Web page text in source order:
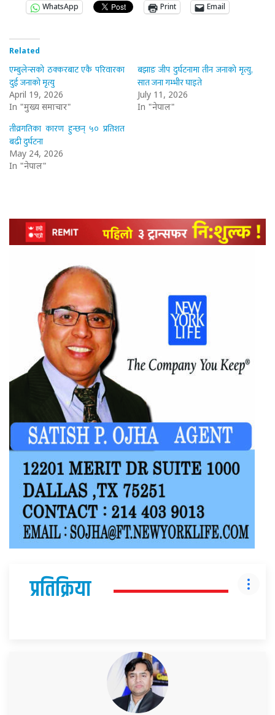
WhatsApp
Print Email
Related
एम्बुलेन्सको ठक्करबाट एकै परिवारका
दुई जनाको मृत्यु
April 19, 2026
In "मुख्य समाचार"
बझाङ जीप दुर्घटनामा तीन जनाको मृत्यु,
सात जना गम्भीर घाइते
July 11, 2026
In "नेपाल"
तीव्रगतिका कारण हुन्छन् ५० प्रतिशत
बढी दुर्घटना
May 24, 2026
In "नेपाल"
प्रतिक्रिया